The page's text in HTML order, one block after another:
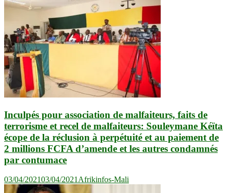
Inculpés pour association de malfaiteurs, faits de
terrorisme et recel de malfaiteurs: Souleymane Kéïta
écope de la réclusion à perpétuité et au paiement de
2 millions FCFA d’amende et les autres condamnés
par contumace
03/04/202103/04/2021 Afrikinfos-Mali